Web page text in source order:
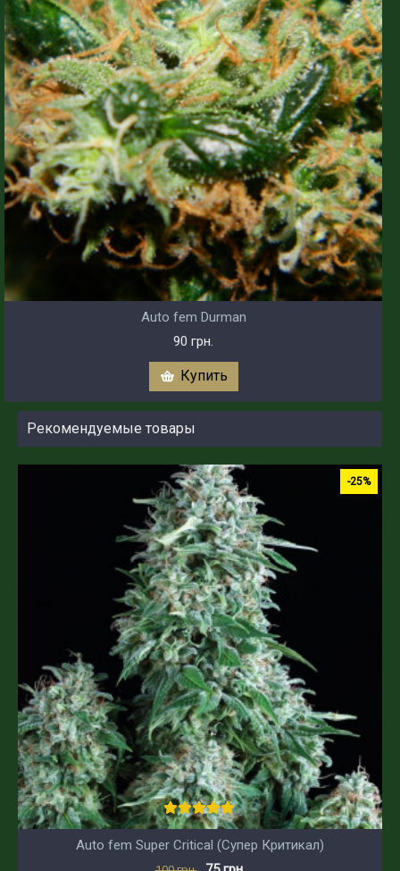
Auto fem Durman
90 грн.
Купить
Рекомендуемые товары
-25%
Auto fem Super Critical (Супер Критикал)